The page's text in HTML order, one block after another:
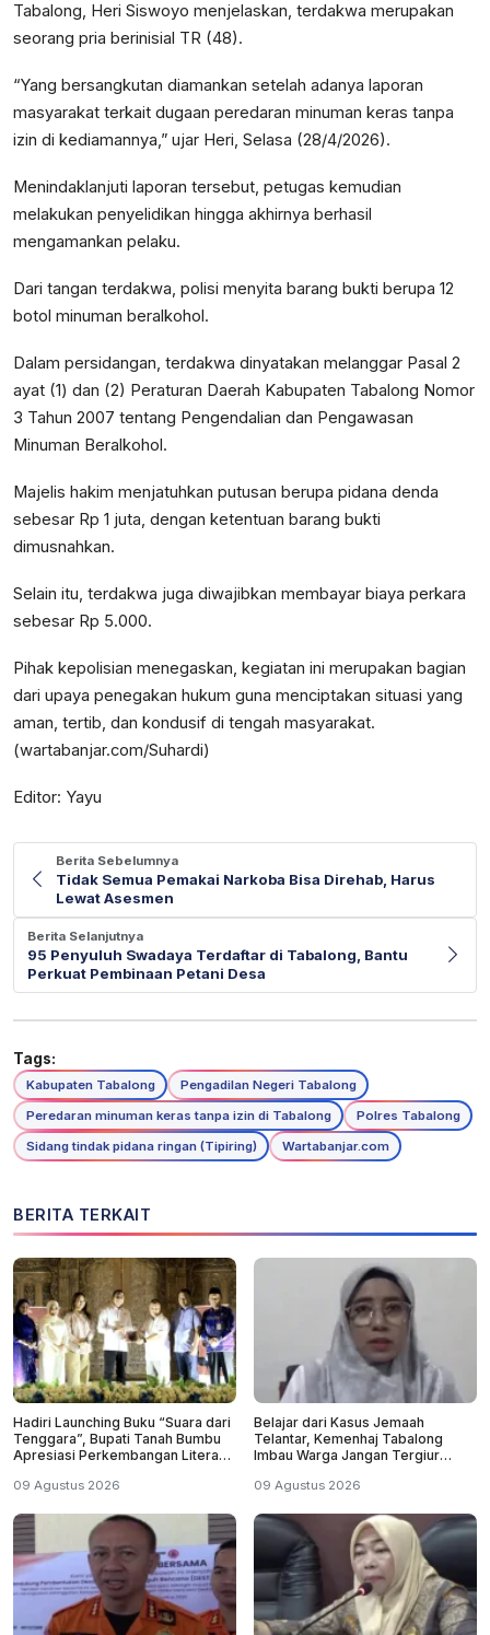
Tabalong, Heri Siswoyo menjelaskan, terdakwa merupakan
seorang pria berinisial TR (48).
“Yang bersangkutan diamankan setelah adanya laporan
masyarakat terkait dugaan peredaran minuman keras tanpa
izin di kediamannya,” ujar Heri, Selasa (28/4/2026).
Menindaklanjuti laporan tersebut, petugas kemudian
melakukan penyelidikan hingga akhirnya berhasil
mengamankan pelaku.
Dari tangan terdakwa, polisi menyita barang bukti berupa 12
botol minuman beralkohol.
Dalam persidangan, terdakwa dinyatakan melanggar Pasal 2
ayat (1) dan (2) Peraturan Daerah Kabupaten Tabalong Nomor
3 Tahun 2007 tentang Pengendalian dan Pengawasan
Minuman Beralkohol.
Majelis hakim menjatuhkan putusan berupa pidana denda
sebesar Rp 1 juta, dengan ketentuan barang bukti
dimusnahkan.
Selain itu, terdakwa juga diwajibkan membayar biaya perkara
sebesar Rp 5.000.
Pihak kepolisian menegaskan, kegiatan ini merupakan bagian
dari upaya penegakan hukum guna menciptakan situasi yang
aman, tertib, dan kondusif di tengah masyarakat.
(wartabanjar.com/Suhardi)
Editor: Yayu
Berita Sebelumnya
Tidak Semua Pemakai Narkoba Bisa Direhab, Harus
Lewat Asesmen
Berita Selanjutnya
95 Penyuluh Swadaya Terdaftar di Tabalong, Bantu
Perkuat Pembinaan Petani Desa
Tags:
Kabupaten Tabalong
Pengadilan Negeri Tabalong
Peredaran minuman keras tanpa izin di Tabalong
Polres Tabalong
Sidang tindak pidana ringan (Tipiring)
Wartabanjar.com
BERITA TERKAIT
Hadiri Launching Buku “Suara dari
Tenggara”, Bupati Tanah Bumbu
Apresiasi Perkembangan Literasi
09 Agustus 2026
Belajar dari Kasus Jemaah
Telantar, Kemenhaj Tabalong
Imbau Warga Jangan Tergiur
09 Agustus 2026